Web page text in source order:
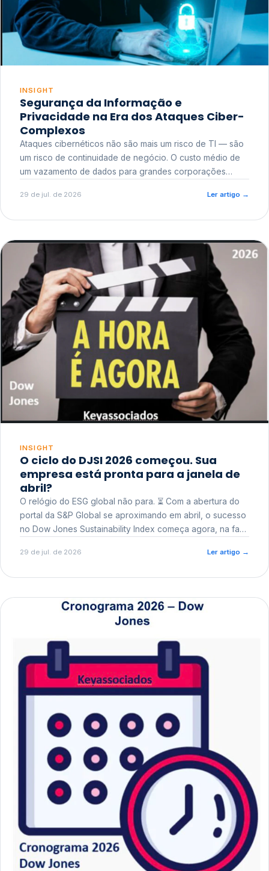
INSIGHT
Segurança da Informação e
Privacidade na Era dos Ataques Ciber-
Complexos
Ataques cibernéticos não são mais um risco de TI — são
um risco de continuidade de negócio. O custo médio de
um vazamento de dados para grandes corporações
reputacional e o risco regulatório junto a órgãos como a
29 de jul. de 2026 Ler artigo →
INSIGHT
O ciclo do DJSI 2026 começou. Sua
empresa está pronta para a janela de
abril?
O relógio do ESG global não para. ⏳ Com a abertura do
portal da S&P Global se aproximando em abril, o sucesso
no Dow Jones Sustainability Index começa agora, na fase
29 de jul. de 2026 Ler artigo →